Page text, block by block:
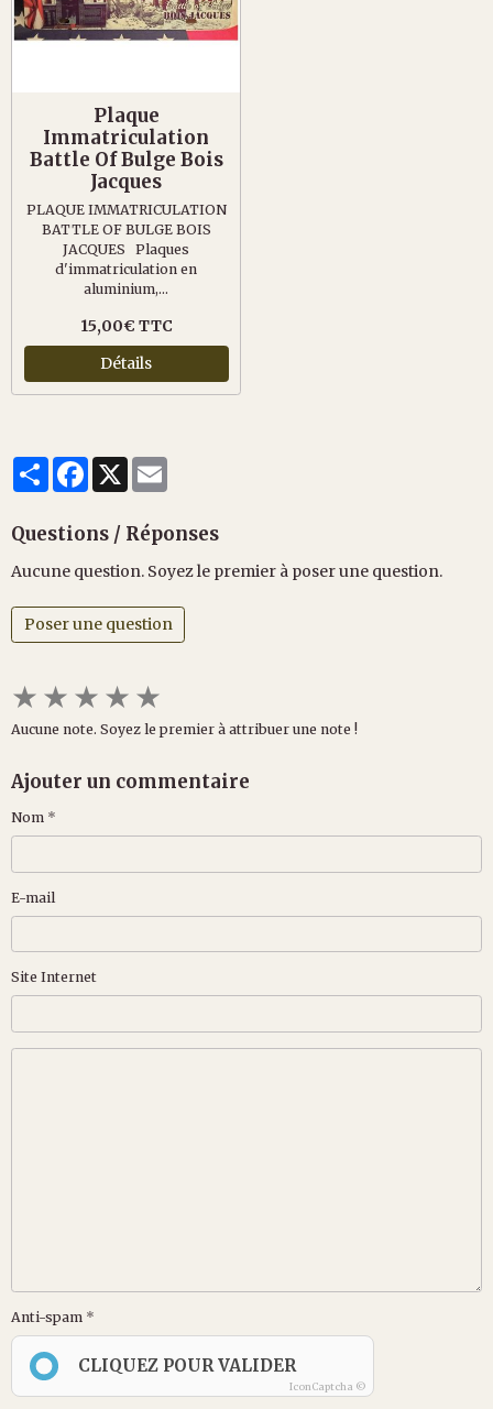
Plaque
Immatriculation
Battle Of Bulge Bois
Jacques
PLAQUE IMMATRICULATION
BATTLE OF BULGE BOIS
JACQUES Plaques
d'immatriculation en
aluminium,...
15,00€ TTC
Détails
PartagerFacebook
X
Questions / Réponses
Aucune question. Soyez le premier à poser une question.
Poser une question
★★★★★
Aucune note. Soyez le premier à attribuer une note !
Ajouter un commentaire
Nom
E-mail
Site Internet
Anti-spam
CLIQUEZ POUR VALIDER
IconCaptcha ©